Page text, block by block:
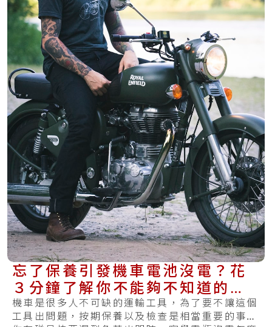
忘了保養引發機車電池沒電？花
３分鐘了解你不能夠不知道的保
養方法與更換時機
機車是很多人不可缺的運輸工具，為了要不讓這個
工具出問題，按期保養以及檢查是相當重要的事。